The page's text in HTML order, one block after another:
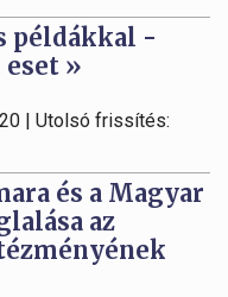
példákkal -
»
| Utolsó frissítés:
és a Magyar
az